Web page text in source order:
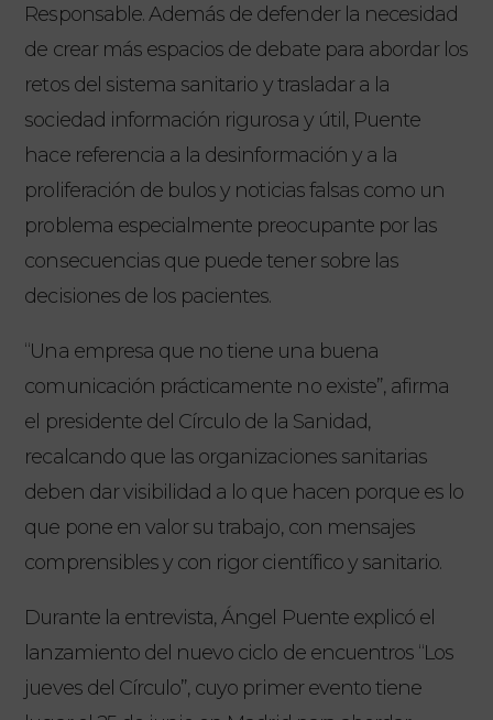
Responsable. Además de defender la necesidad
de crear más espacios de debate para abordar los
retos del sistema sanitario y trasladar a la
sociedad información rigurosa y útil, Puente
hace referencia a la desinformación y a la
proliferación de bulos y noticias falsas como un
problema especialmente preocupante por las
consecuencias que puede tener sobre las
decisiones de los pacientes.
“Una empresa que no tiene una buena
comunicación prácticamente no existe”, afirma
el presidente del Círculo de la Sanidad,
recalcando que las organizaciones sanitarias
deben dar visibilidad a lo que hacen porque es lo
que pone en valor su trabajo, con mensajes
comprensibles y con rigor científico y sanitario.
Durante la entrevista, Ángel Puente explicó el
lanzamiento del nuevo ciclo de encuentros “Los
jueves del Círculo”, cuyo primer evento tiene